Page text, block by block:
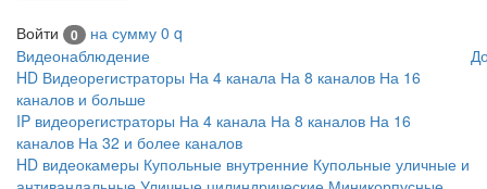
Войти 0 на сумму 0 q
Видеонаблюдение
HD Видеорегистраторы На 4 канала На 8 каналов На 16
каналов и больше
IP видеорегистраторы На 4 канала На 8 каналов На 16
каналов На 32 и более каналов
HD видеокамеры Купольные внутренние Купольные уличные и